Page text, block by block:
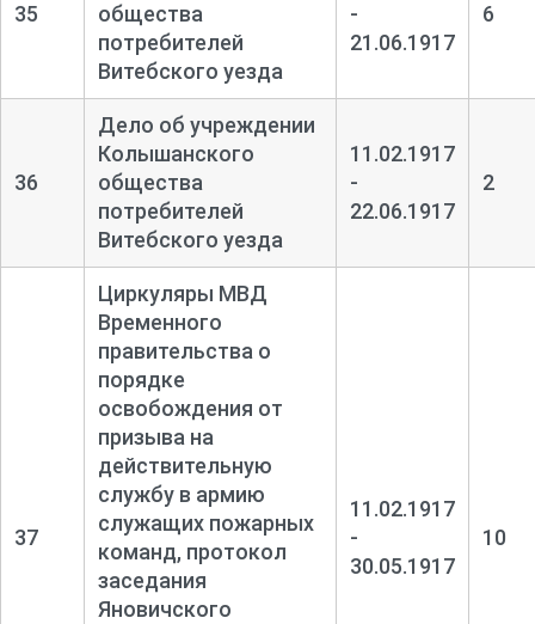
35
общества
потребителей
Витебского уезда
-
21.06.1917
6
36
Дело об учреждении
Колышанского
общества
потребителей
Витебского уезда
11.02.1917
-
22.06.1917
2
37
Циркуляры МВД
Временного
правительства о
порядке
освобождения от
призыва на
действительную
службу в армию
служащих пожарных
команд, протокол
заседания
Яновичского
11.02.1917
-
30.05.1917
10